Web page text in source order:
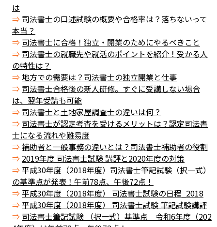
は
司法書士の口述試験の概要や合格率は？落ちないって
本当？
司法書士に合格！独立・開業のためにやるべきこと
司法書士の就職先や就活のポイントを紹介！受かる人
の特性は？
地方での需要は？司法書士の独立開業と仕事
司法書士合格後の新人研修。すぐに受講しない場合
は、翌年受講も可能
司法書士と土地家屋調査士の違いは何？
司法書士が認定考査を受けるメリットは？認定司法書
士になる流れや難易度
補助者と一般事務の違いとは？司法書士補助者の役割
2019年度 司法書士試験 講評と2020年度の対策
平成30年度（2018年度）司法書士筆記試験（択一式）
の基準点が発表！午前78点、午後72点！
平成30年度（2018年度） 司法書士試験の日程_2018
平成30年度（2018年度） 司法書士試験 筆記試験講評
司法書士筆記試験 （択一式）基準点 令和6年度（202